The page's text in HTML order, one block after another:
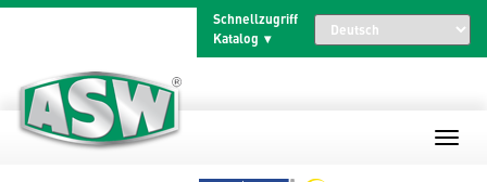
Schnellzugriff
Katalog